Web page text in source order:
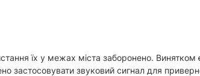
їх у межах міста заборонено. Винятком
застосовувати звуковий сигнал для